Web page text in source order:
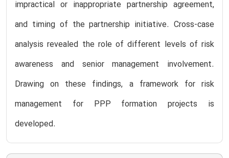
impractical or inappropriate partnership agreement,
and timing of the partnership initiative. Cross-case
analysis revealed the role of different levels of risk
awareness and senior management involvement.
Drawing on these findings, a framework for risk
management for PPP formation projects is
developed.